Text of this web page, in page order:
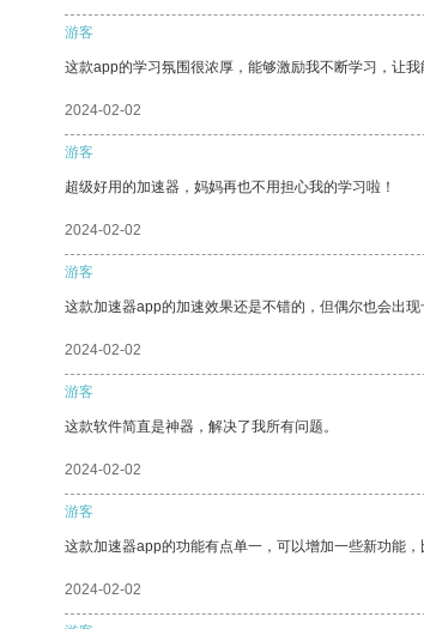
游客
这款app的学习氛围很浓厚，能够激励我不断学习，让我
2024-02-02
游客
超级好用的加速器，妈妈再也不用担心我的学习啦！
2024-02-02
游客
这款加速器app的加速效果还是不错的，但偶尔也会出现
2024-02-02
游客
这款软件简直是神器，解决了我所有问题。
2024-02-02
游客
这款加速器app的功能有点单一，可以增加一些新功能，
2024-02-02